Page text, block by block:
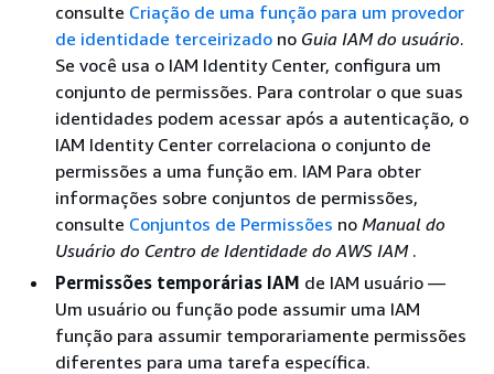
consulte Criação de uma função para um provedor
de identidade terceirizado no Guia IAM do usuário.
Se você usa o IAM Identity Center, configura um
conjunto de permissões. Para controlar o que suas
identidades podem acessar após a autenticação, o
IAM Identity Center correlaciona o conjunto de
permissões a uma função em. IAM Para obter
informações sobre conjuntos de permissões,
consulte Conjuntos de Permissões no Manual do
Usuário do Centro de Identidade do AWS IAM .
Permissões temporárias IAM de IAM usuário —
Um usuário ou função pode assumir uma IAM
função para assumir temporariamente permissões
diferentes para uma tarefa específica.